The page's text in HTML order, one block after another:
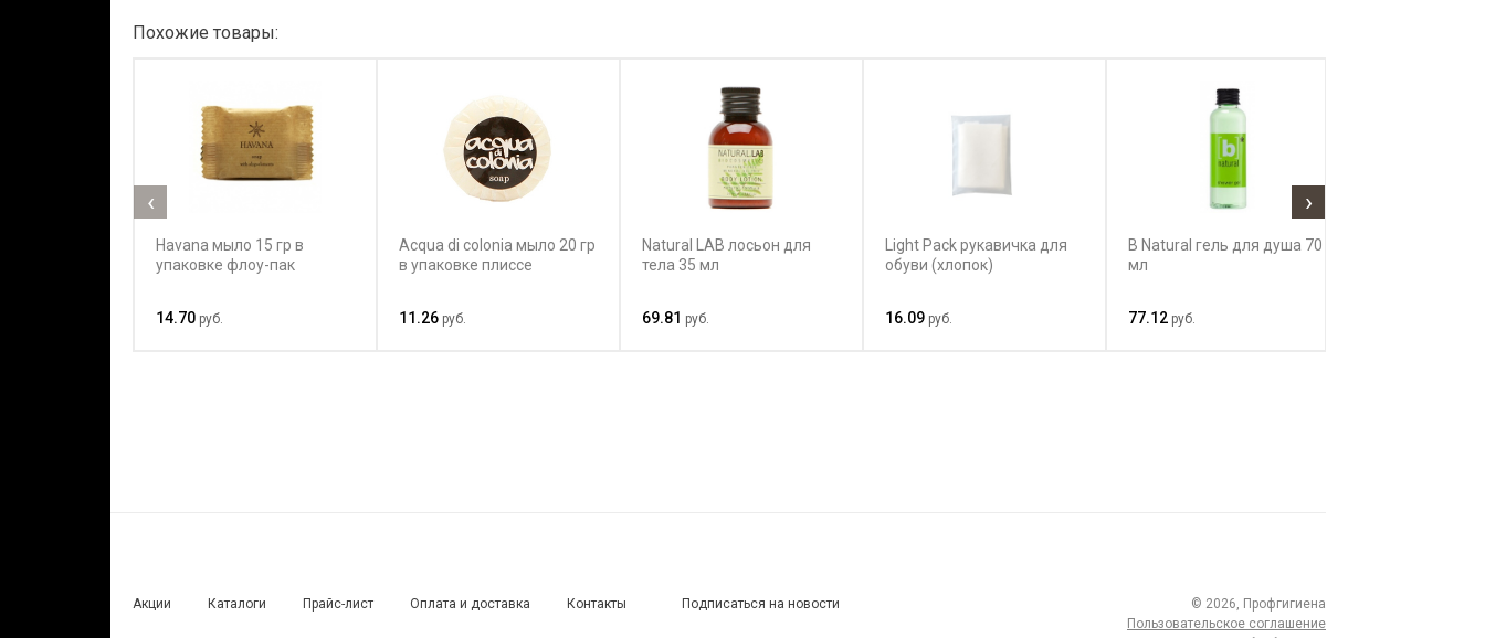
Похожие товары:
Havana мыло 15 гр в
упаковке флоу-пак
14.70 руб.
Acqua di colonia мыло 20 гр
в упаковке плиссе
11.26 руб.
Natural LAB лосьон для
тела 35 мл
69.81 руб.
Light Pack рукавичка для
обуви (хлопок)
16.09 руб.
B Natural гель для душа 70
мл
77.12 руб.
‹ ›
Акции Каталоги Прайс-лист Оплата и доставка Контакты Подписаться на новости
© 2026, Профгигиена
Пользовательское соглашение